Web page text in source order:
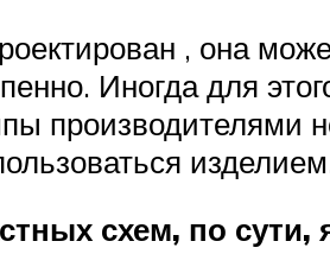
, она
Иногда для
производителями
схем, по